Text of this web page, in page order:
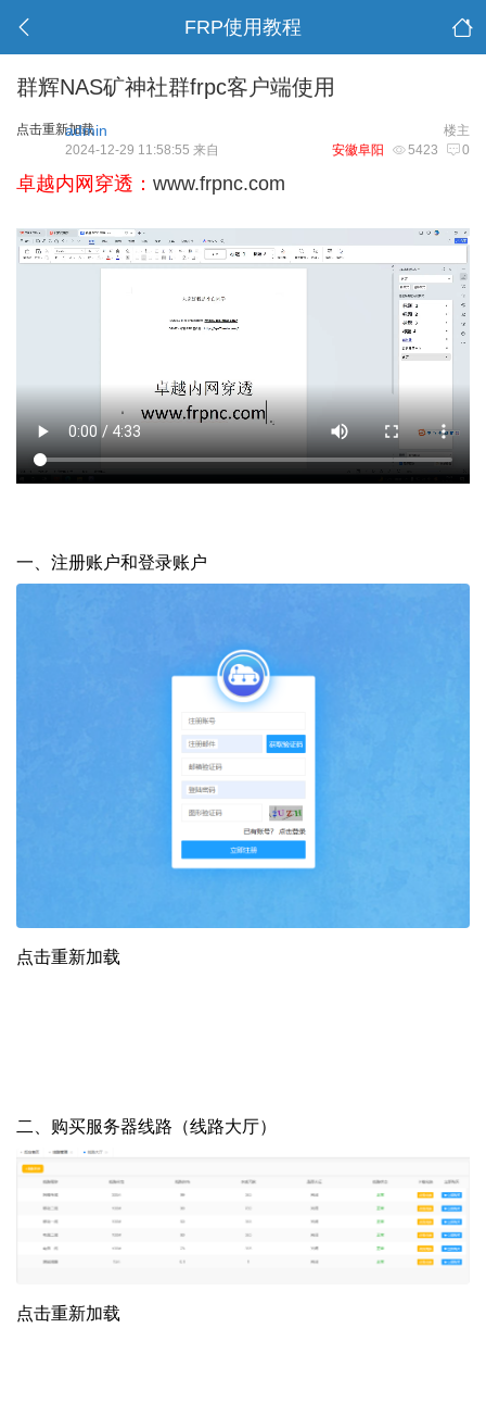
FRP使用教程
群辉NAS矿神社群frpc客户端使用
点击重新加载 楼主
admin
5423 0
2024-12-29 11:58:55 来自 安徽阜阳
卓越内网穿透： www.frpnc.com
一、 注册账户和登录账户
点击重新加载
二、购买服务器线路（线路大厅）
点击重新加载